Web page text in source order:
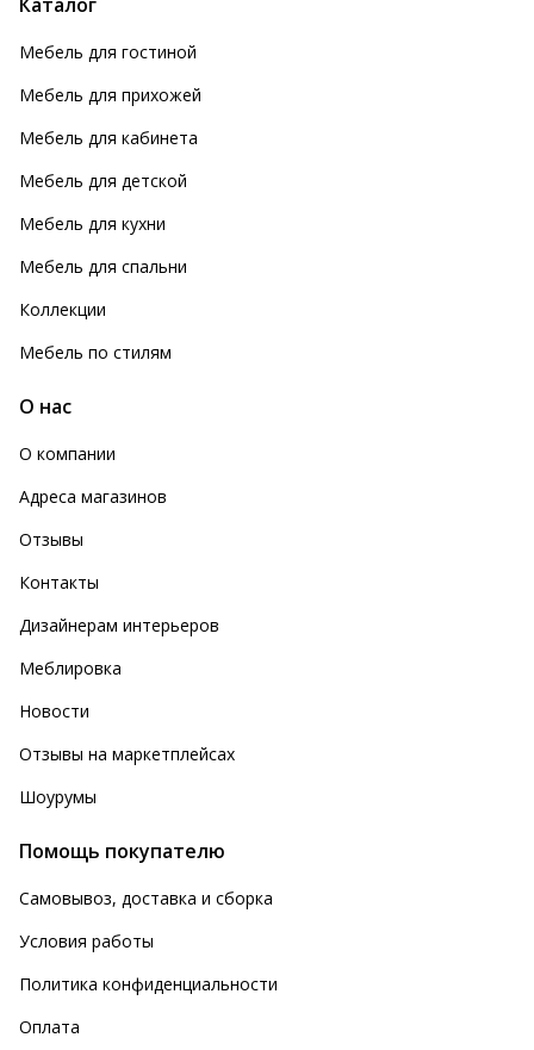
Мебель для гостиной
Мебель для прихожей
Мебель для кабинета
Мебель для детской
Мебель для кухни
Мебель для спальни
Коллекции
Мебель по стилям
О нас
О компании
Адреса магазинов
Отзывы
Контакты
Дизайнерам интерьеров
Меблировка
Новости
Отзывы на маркетплейсах
Шоурумы
Помощь покупателю
Самовывоз, доставка и сборка
Условия работы
Политика конфиденциальности
Оплата